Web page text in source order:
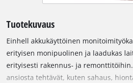
Tuotekuvaus
Einhell akkukäyttöinen
erityisen monipuolinen ja laadukas
erityisesti rakennus- ja
ansiosta tehtävät, kuten sahaus,